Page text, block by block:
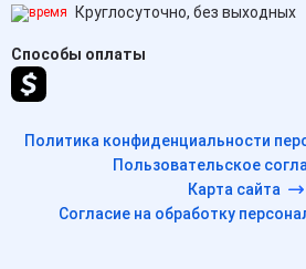
Круглосуточно, без выходных
Способы оплаты
Политика конфиденциальности
Пользовательское
Карта сайта
Согласие на обработку